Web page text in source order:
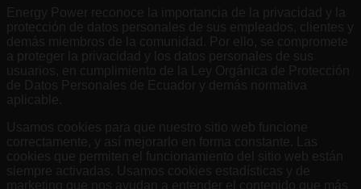
Energy Power reconoce la importancia de la privacidad y la
protección de datos personales de sus empleados, clientes y
demás miembros de la comunidad. Por ello, se compromete
a proteger la privacidad y los datos personales de sus
usuarios, en cumplimiento de la Ley Orgánica de Protección
de Datos Personales de Ecuador y demás normativa
aplicable.
Usamos cookies para que nuestro sitio web funcione
correctamente, y así mejorarlo en forma constante. Las
cookies que permiten el funcionamiento del sitio web están
siempre activadas. Usamos cookies estadísticas y de
marketing que nos ayudan a entender el contenido que más